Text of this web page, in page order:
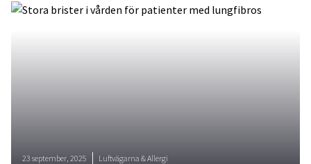
23 september, 2025 Luftvägarna & Allergi